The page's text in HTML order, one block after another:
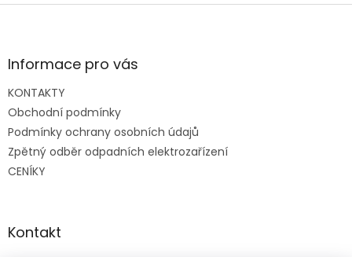
Z
aInformace pro vás
KONTAKTY
Obchodní podmínky
Podmínky ochrany osobních údajů
Zpětný odběr odpadních elektrozařízení
CENÍKY
Kontakt